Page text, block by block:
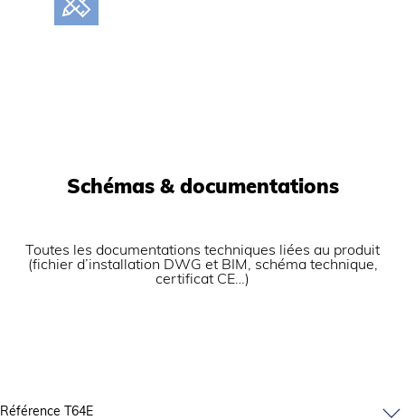
Schémas & documentations
Toutes les documentations techniques liées au produit
(fichier d’installation DWG et BIM, schéma technique,
certificat CE…)
Référence T64E